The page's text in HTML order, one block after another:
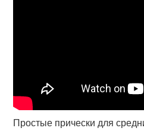
Простые прически для